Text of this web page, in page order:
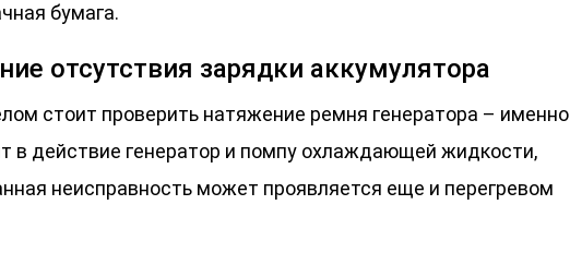
бумага.
отсутствия зарядки аккумулятора
стоит проверить натяжение ремня генератора – именно
в действие генератор и помпу охлаждающей жидкости,
неисправность может проявляется еще и перегревом